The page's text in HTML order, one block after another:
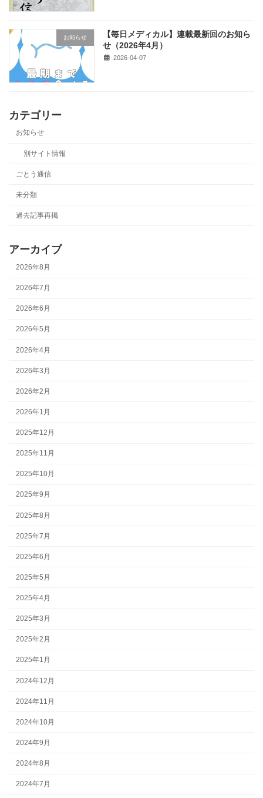
お知らせ
【毎日メディカル】連載最新回のお知ら
せ（2026年4月）
2026-04-07
カテゴリー
お知らせ
別サイト情報
ごとう通信
未分類
過去記事再掲
アーカイブ
2026年8月
2026年7月
2026年6月
2026年5月
2026年4月
2026年3月
2026年2月
2026年1月
2025年12月
2025年11月
2025年10月
2025年9月
2025年8月
2025年7月
2025年6月
2025年5月
2025年4月
2025年3月
2025年2月
2025年1月
2024年12月
2024年11月
2024年10月
2024年9月
2024年8月
2024年7月